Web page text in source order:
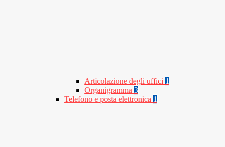
Articolazione degli uffici 1
Organigramma 3
Telefono e posta elettronica 1